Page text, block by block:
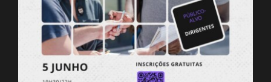
ESPAÇO OUVINTE
A RCP